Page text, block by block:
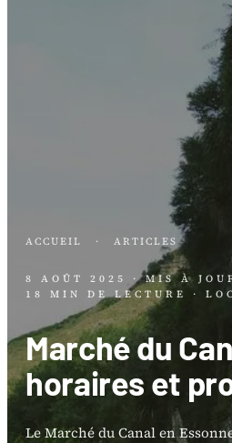
ACCUEIL · ARTICLES
8 AOÛT 2025 · MIS À
18 MIN DE LECTURE
·
Marché du
horaires et
Le Marché du Canal en